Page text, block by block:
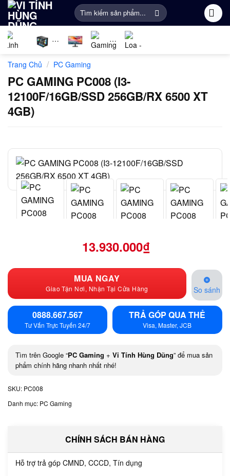
Bỏ
qua
nội
dung
Tìm
kiếm:
kiện
máy
tính
Gaming
Hình
Máy
Tính
Trang Chủ / PC Gaming
PC GAMING PC008 (I3-
12100F/16GB/SSD 256GB/RX 6500 XT
4GB)
13.930.000₫
MUA NGAY
Giao Tận Nơi, Nhận Tại Cửa Hàng So sánh
0888.667.567
Tư Vấn Trực Tuyến 24/7
TRẢ GÓP QUA THẺ
Visa, Master, JCB
Tìm trên Google “PC Gaming + Vi Tính Hùng Dũng” để mua sản
phẩm chính hãng nhanh nhất nhé!
SKU: PC008
Danh mục: PC Gaming
CHÍNH SÁCH BÁN HÀNG
Hỗ trợ trả góp CMND, CCCD, Tín dụng